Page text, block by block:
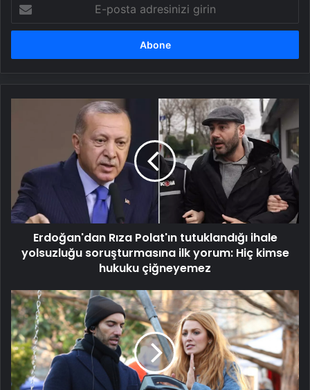
posta
adresinizi
yolsuzluğu
soruşturmasına
ilk
yorum:
kimse
Erdoğan'dan Rıza Polat'ın tutuklandığı ihale
yolsuzluğu soruşturmasına ilk yorum: Hiç kimse
hukuku çiğneyemez
Justin
Baldoni'den
Blake
Lively
ile
Ryan
Reynolds'a